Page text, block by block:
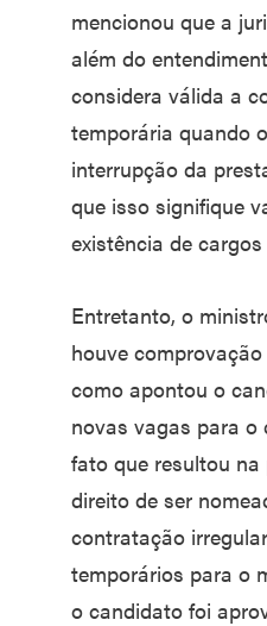
mencionou que a
além do
considera válida a
temporária quando
interrupção da
que isso signifique
existência de
Entretanto, o
houve
como apontou o
novas vagas para o
fato que resultou
direito de ser
contratação
temporários para o
o candidato foi